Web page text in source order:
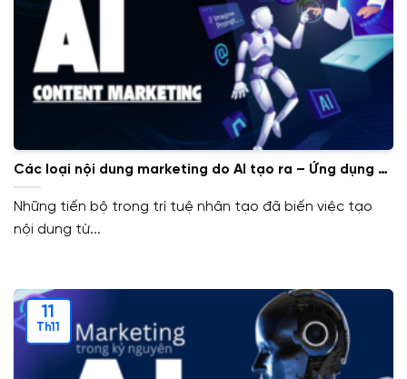
Các loại nội dung marketing do AI tạo ra – Ứng dụng AI
trong Content Marketing
Những tiến bộ trong trí tuệ nhân tạo đã biến việc tạo
nội dung từ...
11
Th11